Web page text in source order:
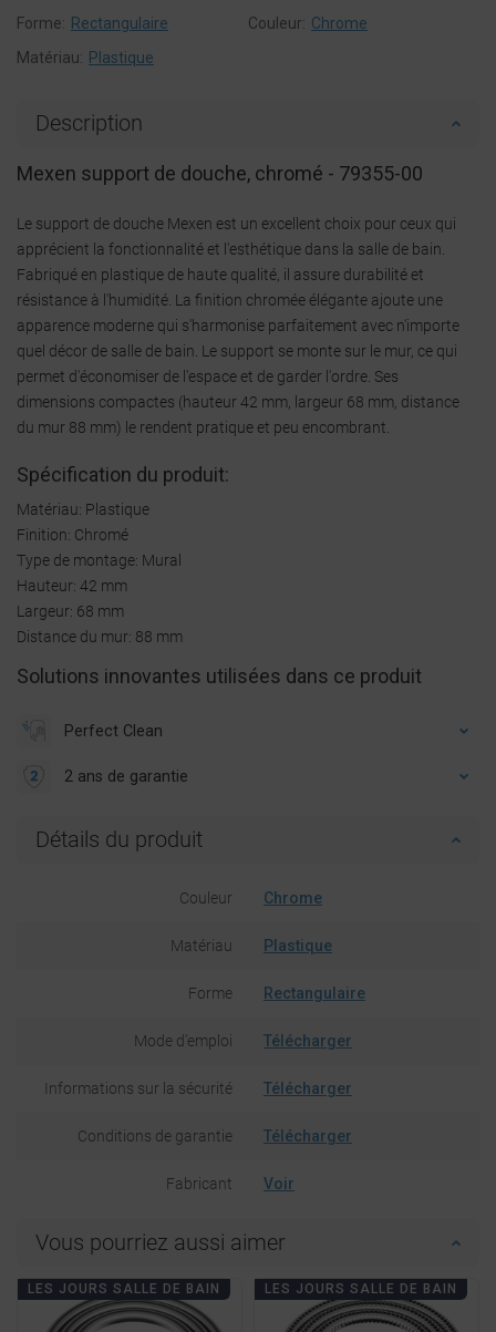
Forme: Rectangulaire Couleur: Chrome
Matériau: Plastique
Description
Mexen support de douche, chromé - 79355-00
Le support de douche Mexen est un excellent choix pour ceux qui
apprécient la fonctionnalité et l'esthétique dans la salle de bain.
Fabriqué en plastique de haute qualité, il assure durabilité et
résistance à l'humidité. La finition chromée élégante ajoute une
apparence moderne qui s'harmonise parfaitement avec n'importe
quel décor de salle de bain. Le support se monte sur le mur, ce qui
permet d'économiser de l'espace et de garder l'ordre. Ses
dimensions compactes (hauteur 42 mm, largeur 68 mm, distance
du mur 88 mm) le rendent pratique et peu encombrant.
Spécification du produit:
Matériau: Plastique
Finition: Chromé
Type de montage: Mural
Hauteur: 42 mm
Largeur: 68 mm
Distance du mur: 88 mm
Solutions innovantes utilisées dans ce produit
Perfect Clean
2 ans de garantie
Détails du produit
Couleur Chrome
Matériau Plastique
Forme Rectangulaire
Mode d'emploi Télécharger
Informations sur la sécurité Télécharger
Conditions de garantie Télécharger
Fabricant Voir
Vous pourriez aussi aimer
LES JOURS SALLE DE BAIN LES JOURS SALLE DE BAIN